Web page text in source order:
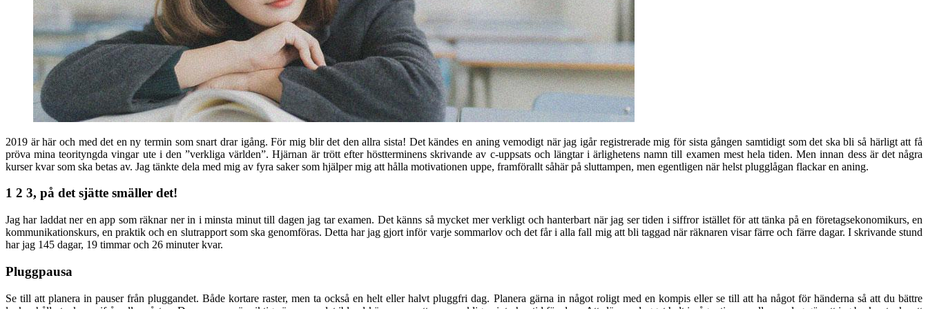
2019 är här och med det en ny termin som snart drar igång. För mig blir det den allra sista! Det kändes en aning vemodigt när jag igår registrerade mig för sista gången samtidigt som det ska bli så härligt att få
pröva mina teorityngda vingar ute i den ”verkliga världen”. Hjärnan är trött efter höstterminens skrivande av c-uppsats och längtar i ärlighetens namn till examen mest hela tiden. Men innan dess är det några
kurser kvar som ska betas av. Jag tänkte dela med mig av fyra saker som hjälper mig att hålla motivationen uppe, framförallt såhär på sluttampen, men egentligen när helst plugglågan flackar en aning.
1 2 3, på det sjätte smäller det!
Jag har laddat ner en app som räknar ner in i minsta minut till dagen jag tar examen. Det känns så mycket mer verkligt och hanterbart när jag ser tiden i siffror istället för att tänka på en företagsekonomikurs, en
kommunikationskurs, en praktik och en slutrapport som ska genomföras. Detta har jag gjort inför varje sommarlov och det får i alla fall mig att bli taggad när räknaren visar färre och färre dagar. I skrivande stund
har jag 145 dagar, 19 timmar och 26 minuter kvar.
Pluggpausa
Se till att planera in pauser från pluggandet. Både kortare raster, men ta också en helt eller halvt pluggfri dag. Planera gärna in något roligt med en kompis eller se till att ha något för händerna så att du bättre